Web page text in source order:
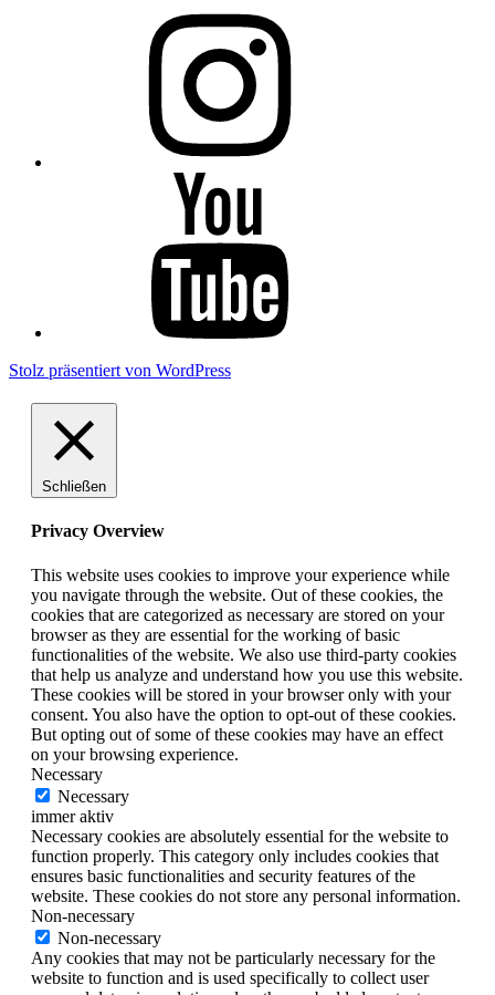
Stolz präsentiert von WordPress
Schließen
Privacy Overview
This website uses cookies to improve your experience while
you navigate through the website. Out of these cookies, the
cookies that are categorized as necessary are stored on your
browser as they are essential for the working of basic
functionalities of the website. We also use third-party cookies
that help us analyze and understand how you use this website.
These cookies will be stored in your browser only with your
consent. You also have the option to opt-out of these cookies.
But opting out of some of these cookies may have an effect
on your browsing experience.
Necessary
Necessary
immer aktiv
Necessary cookies are absolutely essential for the website to
function properly. This category only includes cookies that
ensures basic functionalities and security features of the
website. These cookies do not store any personal information.
Non-necessary
Non-necessary
Any cookies that may not be particularly necessary for the
website to function and is used specifically to collect user